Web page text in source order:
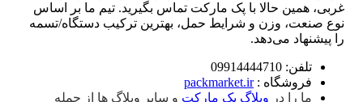
غربی، همین حالا با پک مارکت تماس بگیرید. تیم ما بر اساس
نوع صنعت، وزن و شرایط حمل، بهترین ترکیب دستگاه/تسمه
را پیشنهاد می‌دهد.
تلفن: 09914444710
فروشگاه :packmarket.ir
ما را در وبلاگ پک مارکت و سایر وبلاگ ها از جمله